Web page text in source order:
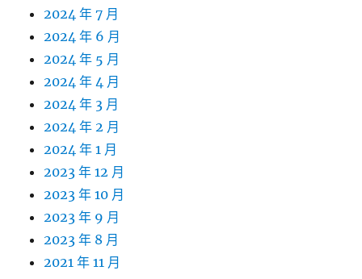
2024 年 7 月
2024 年 6 月
2024 年 5 月
2024 年 4 月
2024 年 3 月
2024 年 2 月
2024 年 1 月
2023 年 12 月
2023 年 10 月
2023 年 9 月
2023 年 8 月
2021 年 11 月